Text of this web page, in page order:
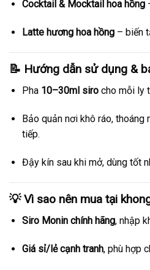
Cocktail & Mocktail hoa hồng
Latte hương hoa hồng– biến
📝 Hướng dẫn sử dụng &
Pha 10–30ml sirocho mỗi ly
Bảo quản nơi khô ráo, thoáng
tiếp.
Đậy kín sau khi mở, dùng tốt
💡 Vì sao nên mua tại
Siro Monin chính hãng, nhập
Giá sỉ/lẻ cạnh tranh, phù hợp